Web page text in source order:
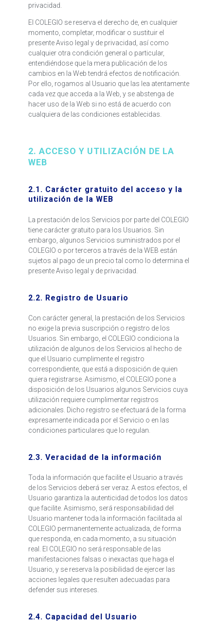
privacidad.
El COLEGIO se reserva el derecho de, en cualquier
momento, completar, modificar o sustituir el
presente Aviso legal y de privacidad, así como
cualquier otra condición general o particular,
entendiéndose que la mera publicación de los
cambios en la Web tendrá efectos de notificación.
Por ello, rogamos al Usuario que las lea atentamente
cada vez que acceda a la Web, y se abstenga de
hacer uso de la Web si no está de acuerdo con
cualquiera de las condiciones establecidas.
2. ACCESO Y UTILIZACIÓN DE LA
WEB
2.1. Carácter gratuito del acceso y la
utilización de la WEB
La prestación de los Servicios por parte del COLEGIO
tiene carácter gratuito para los Usuarios. Sin
embargo, algunos Servicios suministrados por el
COLEGIO o por terceros a través de la WEB están
sujetos al pago de un precio tal como lo determina el
presente Aviso legal y de privacidad.
2.2. Registro de Usuario
Con carácter general, la prestación de los Servicios
no exige la previa suscripción o registro de los
Usuarios. Sin embargo, el COLEGIO condiciona la
utilización de algunos de los Servicios al hecho de
que el Usuario cumplimente el registro
correspondiente, que está a disposición de quien
quiera registrarse. Asimismo, el COLEGIO pone a
disposición de los Usuarios algunos Servicios cuya
utilización requiere cumplimentar registros
adicionales. Dicho registro se efectuará de la forma
expresamente indicada por el Servicio o en las
condiciones particulares que lo regulan.
2.3. Veracidad de la información
Toda la información que facilite el Usuario a través
de los Servicios deberá ser veraz. A estos efectos, el
Usuario garantiza la autenticidad de todos los datos
que facilite. Asimismo, será responsabilidad del
Usuario mantener toda la información facilitada al
COLEGIO permanentemente actualizada, de forma
que responda, en cada momento, a su situación
real. El COLEGIO no será responsable de las
manifestaciones falsas o inexactas que haga el
Usuario, y se reserva la posibilidad de ejercer las
acciones legales que resulten adecuadas para
defender sus intereses.
2.4. Capacidad del Usuario